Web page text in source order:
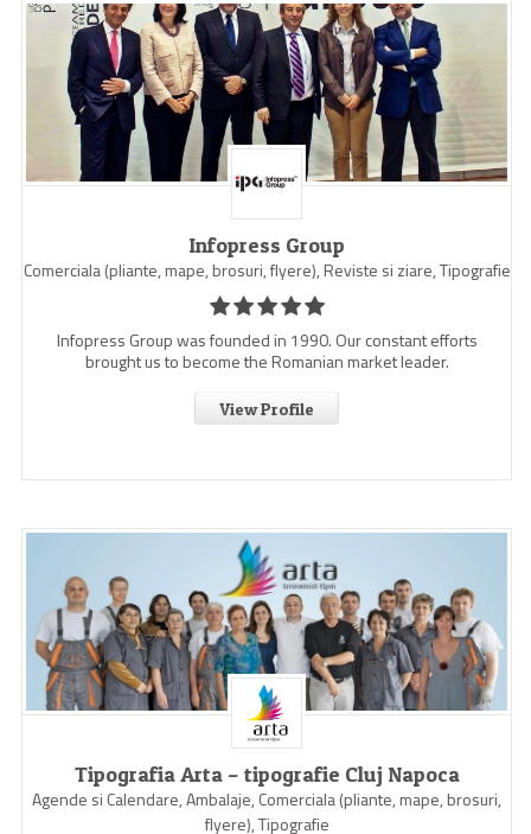
Infopress Group
Comerciala (pliante, mape, brosuri, flyere), Reviste si ziare, Tipografie
Infopress Group was founded in 1990. Our constant efforts
brought us to become the Romanian market leader.
View Profile
Tipografia Arta – tipografie Cluj Napoca
Agende si Calendare, Ambalaje, Comerciala (pliante, mape, brosuri,
flyere), Tipografie